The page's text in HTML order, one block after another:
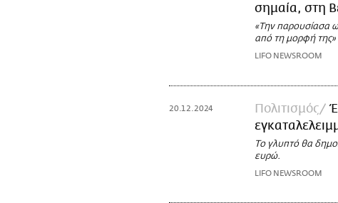
σημαία, στη
«Την παρουσίασα
από τη μορφή της»
LIFO NEWSROOM
20.12.2024 Πολιτισμός
Το γλυπτό θα
ευρώ.
LIFO NEWSROOM